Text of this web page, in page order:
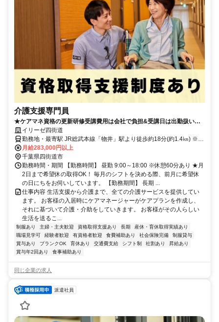
介護支援専門員
★ケアマネ資格の更新研修受講費用は会社で負担&受講日は出勤扱いと
なります！(規定あり)★
イリーゼ四街道
勤務地・最寄駅 JR総武本線「物井」駅より徒歩約18分(約1.4㎞) ※車
通勤OK
月給283,000円以上
千葉県四街道市
勤務時間・期間 【勤務時間】 昼勤 9:00～18:00 ※休憩60分あり ★月
2日まで希望休の取得OK！ 毎月のシフトを決める際、前月に希望休
の日にちをお伺いしています。 【勤務期間】 長期 ...
仕事内容 生活支援から介護まで、全ての介護サービスを提供してい
ます。 お客様の入居時にケアマネージャーがケアプランを作成し、
それに基づいて介護・介助をしていきます。 お客様がその人らしい
生活を送るこ...
制服あり 主婦・主夫歓迎 資格取得支援あり 長期
産休・育休取得実績あり
職場見学可
経験者歓迎 有資格者歓迎 食費補助あり 社会保険完備
制服貸与
賞与あり
ブランクOK 育休あり 交通費支給 シフト制 社割あり
昇給あり
賞与年2回あり
食事補助あり
同じ企業の求人
派遣社員